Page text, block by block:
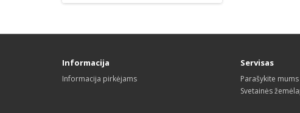
Informacija
Informacija pirkėjams
Servisas
Parašykite mums
Svetainės